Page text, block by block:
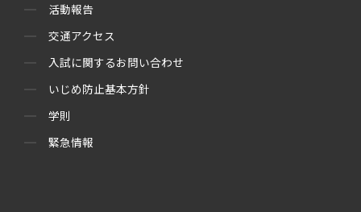
活動報告
交通アクセス
入試に関するお問い合わせ
いじめ防止基本方針
学則
緊急情報